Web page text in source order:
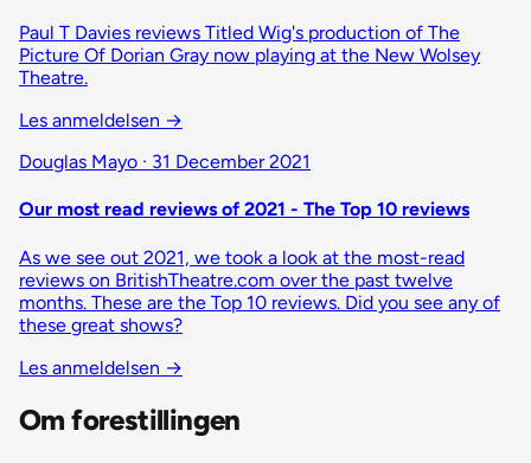
Paul T Davies reviews Titled Wig's production of The
Picture Of Dorian Gray now playing at the New Wolsey
Theatre.
Les anmeldelsen →
Douglas Mayo · 31 December 2021
Our most read reviews of 2021 - The Top 10 reviews
As we see out 2021, we took a look at the most-read
reviews on BritishTheatre.com over the past twelve
months. These are the Top 10 reviews. Did you see any of
these great shows?
Les anmeldelsen →
Om forestillingen